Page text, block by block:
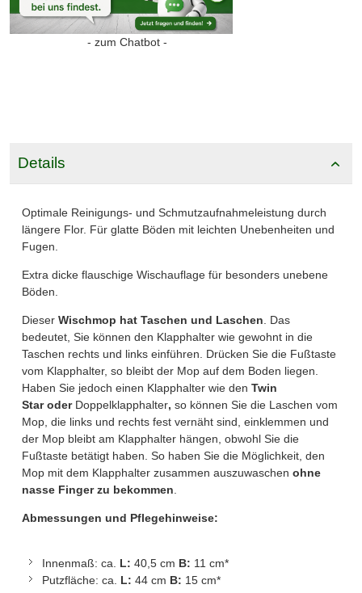
- zum Chatbot -
Details
Optimale Reinigungs- und Schmutzaufnahmeleistung durch
längere Flor. Für glatte Böden mit leichten Unebenheiten und
Fugen.
Extra dicke flauschige Wischauflage für besonders unebene
Böden.
Dieser Wischmop hat Taschen und Laschen . Das
bedeutet, Sie können den Klapphalter wie gewohnt in die
Taschen rechts und links einführen. Drücken Sie die Fußtaste
vom Klapphalter, so bleibt der Mop auf dem Boden liegen.
Haben Sie jedoch einen Klapphalter wie den Twin
Staroder Doppelklapphalter, so können Sie die Laschen vom
Mop, die links und rechts fest vernäht sind, einklemmen und
der Mop bleibt am Klapphalter hängen, obwohl Sie die
Fußtaste betätigt haben. So haben Sie die Möglichkeit, den
Mop mit dem Klapphalter zusammen auszuwaschen ohne
nasse Finger zu bekommen
Abmessungen und Pflegehinweise:
Innenmaß: ca. L: 40,5 cm B: 11 cm*
Putzfläche: ca. L: 44 cm B: 15 cm*